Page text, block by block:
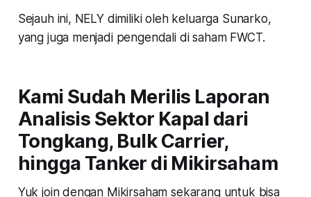
Sejauh ini, NELY dimiliki oleh keluarga Sunarko,
yang juga menjadi pengendali di saham FWCT.
Kami Sudah Merilis Laporan
Analisis Sektor Kapal dari
Tongkang, Bulk Carrier,
hingga Tanker di Mikirsaham
Yuk join dengan Mikirsaham sekarang untuk bisa